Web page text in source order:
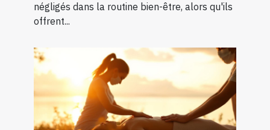
négligés dans la routine bien-être, alors qu'ils
offrent...